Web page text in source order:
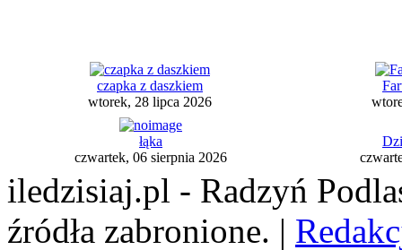
czapka z daszkiem
wtorek, 28 lipca 2026
łąka
czwartek, 06 sierpnia 2026
iledzisiaj.pl - Radzyń
źródła zabronione. |